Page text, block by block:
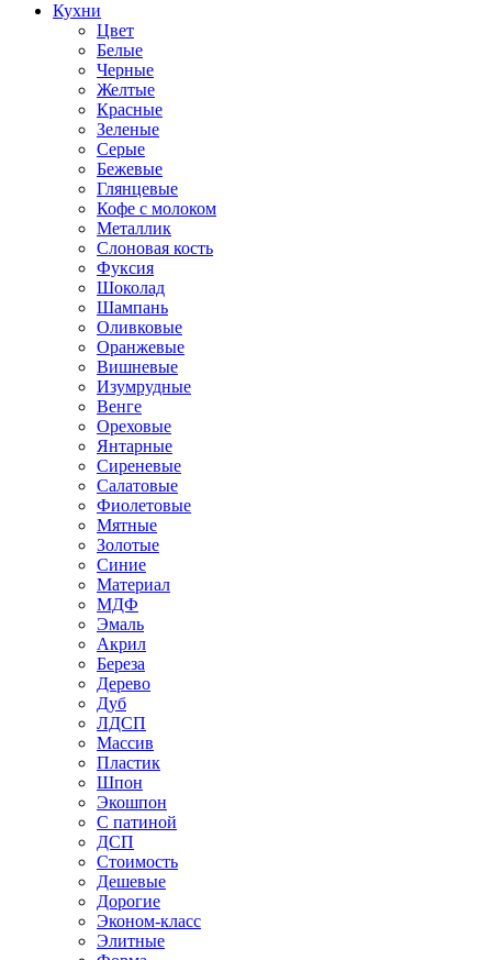
Кухни
Цвет
Белые
Черные
Желтые
Красные
Зеленые
Серые
Бежевые
Глянцевые
Кофе с молоком
Металлик
Слоновая кость
Фуксия
Шоколад
Шампань
Оливковые
Оранжевые
Вишневые
Изумрудные
Венге
Ореховые
Янтарные
Сиреневые
Салатовые
Фиолетовые
Мятные
Золотые
Синие
Материал
МДФ
Эмаль
Акрил
Береза
Дерево
Дуб
ЛДСП
Массив
Пластик
Шпон
Экошпон
С патиной
ДСП
Стоимость
Дешевые
Дорогие
Эконом-класс
Элитные